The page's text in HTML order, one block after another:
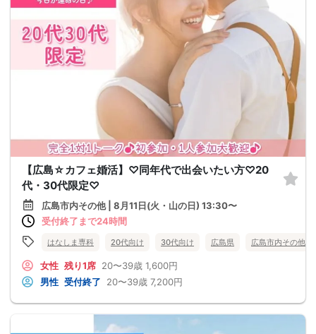
【広島☆カフェ婚活】♡同年代で出会いたい方♡20
代・30代限定♡
広島市内その他 | 8月11日(火・山の日) 13:30〜
受付終了まで24時間
はなしま専科 20代向け 30代向け 広島県 広島市内その他
女性 残り1席 20〜39歳 1,600円
男性 受付終了 20〜39歳 7,200円